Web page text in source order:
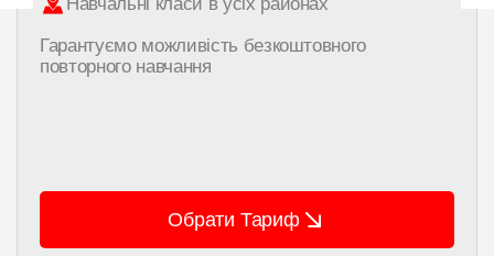
Гарантуємо можливість безкоштовного
повторного навчання
Обрати Тариф